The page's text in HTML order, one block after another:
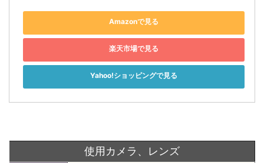
Amazonで見る
楽天市場で見る
Yahoo!ショッピングで見る
使用カメラ、レンズ